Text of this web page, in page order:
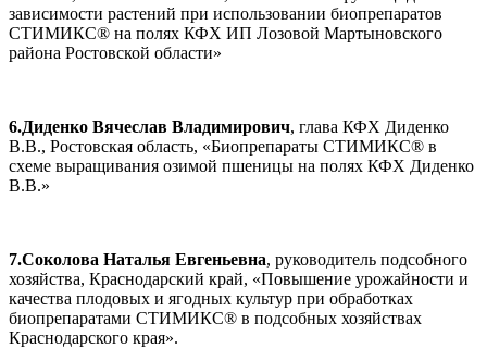
зависимости растений при использовании биопрепаратов
СТИМИКС® на полях КФХ ИП Лозовой Мартыновского
района Ростовской области»
6.Диденко Вячеслав Владимирович, глава КФХ Диденко
В.В., Ростовская область, «Биопрепараты СТИМИКС® в
схеме выращивания озимой пшеницы на полях КФХ Диденко
В.В.»
7.Соколова Наталья Евгеньевна, руководитель подсобного
хозяйства, Краснодарский край, «Повышение урожайности и
качества плодовых и ягодных культур при обработках
биопрепаратами СТИМИКС® в подсобных хозяйствах
Краснодарского края».